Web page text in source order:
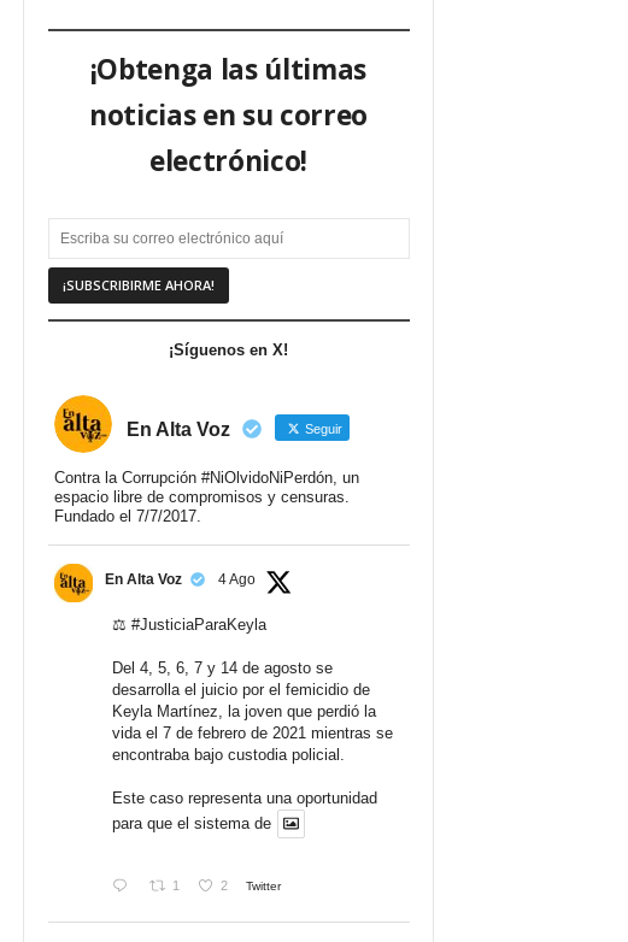
¡Obtenga las últimas
noticias en su correo
electrónico!
¡Síguenos en X!
En Alta Voz Seguir
Contra la Corrupción #NiOlvidoNiPerdón, un
espacio libre de compromisos y censuras.
Fundado el 7/7/2017.
En Alta Voz 4 Ago
⚖️ #JusticiaParaKeyla
Del 4, 5, 6, 7 y 14 de agosto se
desarrolla el juicio por el femicidio de
Keyla Martínez, la joven que perdió la
vida el 7 de febrero de 2021 mientras se
encontraba bajo custodia policial.
Este caso representa una oportunidad
para que el sistema de
1 2 Twitter